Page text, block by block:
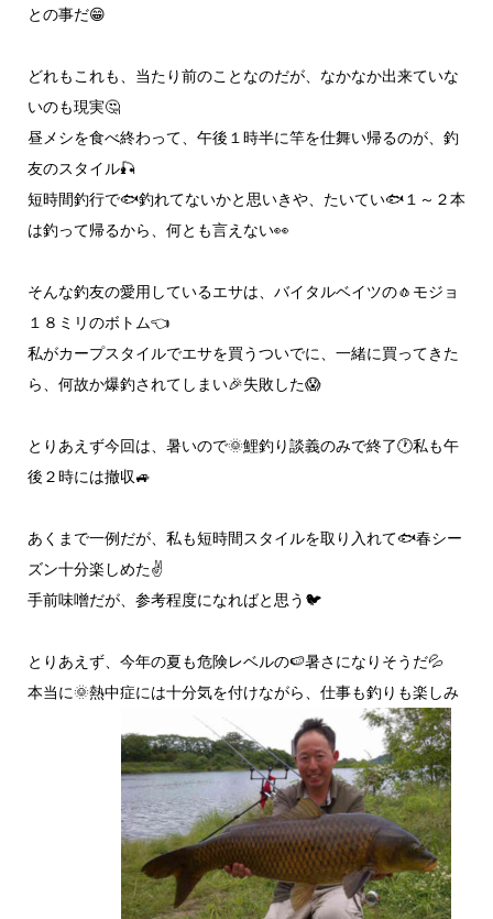
との事だ😁
どれもこれも、当たり前のことなのだが、なかなか出来ていな
いのも現実🤔
昼メシを食べ終わって、午後１時半に竿を仕舞い帰るのが、釣
友のスタイル🎣
短時間釣行で🐟️釣れてないかと思いきや、たいてい🐟️１～２本
は釣って帰るから、何とも言えない👀
そんな釣友の愛用しているエサは、バイタルベイツの🧄モジョ
１８ミリのボトム👈
私がカープスタイルでエサを買うついでに、一緒に買ってきた
ら、何故か爆釣されてしまい🎉失敗した😱
とりあえず今回は、暑いので🌞鯉釣り談義のみで終了🕐私も午
後２時には撤収🚙
あくまで一例だが、私も短時間スタイルを取り入れて🐟️春シー
ズン十分楽しめた✌️
手前味噌だが、参考程度になればと思う🐦
とりあえず、今年の夏も危険レベルの🍉暑さになりそうだ💦
本当に🌞熱中症には十分気を付けながら、仕事も釣りも楽しみ